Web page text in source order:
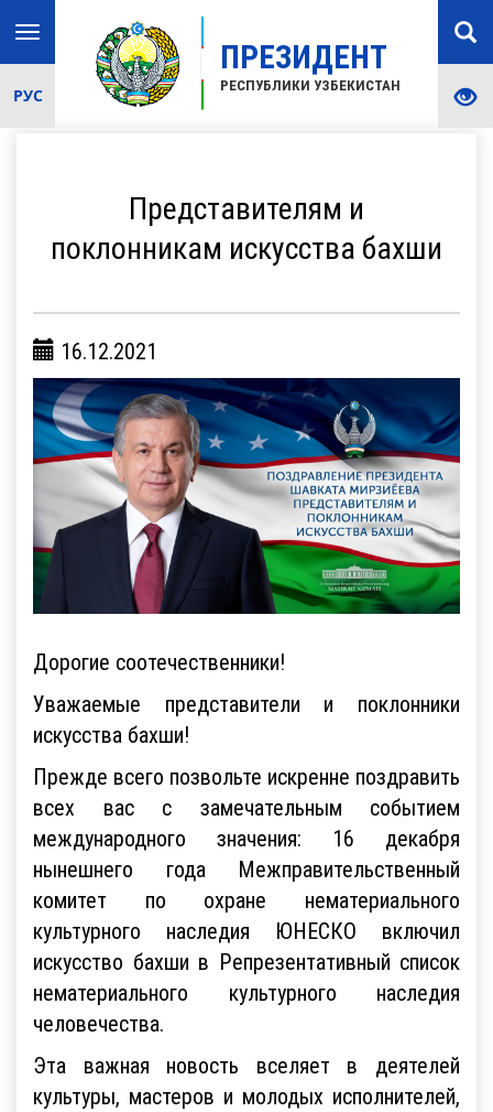
ПРЕЗИДЕНТ
РЕСПУБЛИКИ УЗБЕКИСТАН
Toggle
navigation
РУС
Представителям и
поклонникам искусства бахши
16.12.2021
Дорогие соотечественники!
Уважаемые представители и поклонники
искусства бахши!
Прежде всего позвольте искренне поздравить
всех вас с замечательным событием
международного значения: 16 декабря
нынешнего года Межправительственный
комитет по охране нематериального
культурного наследия ЮНЕСКО включил
искусство бахши в Репрезентативный список
нематериального культурного наследия
человечества.
Эта важная новость вселяет в деятелей
культуры, мастеров и молодых исполнителей,